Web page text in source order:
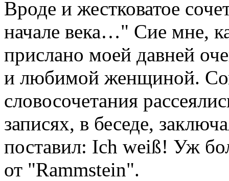
Вроде и жестковатое
начале века…" Сие мне,
прислано моей давней
и любимой женщиной.
словосочетания
записях, в беседе,
поставил: Ich weiß! Уж
от "Rammstein".